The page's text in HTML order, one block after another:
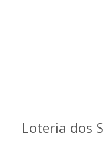
Loteria dos